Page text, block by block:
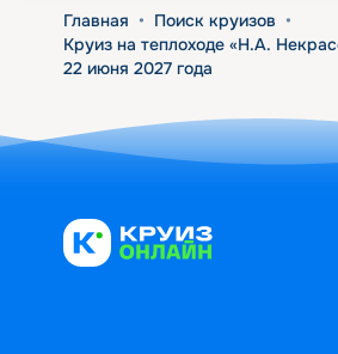
Главная • Поиск круизов •
Круиз на теплоходе «Н.А.
22 июня 2027 года